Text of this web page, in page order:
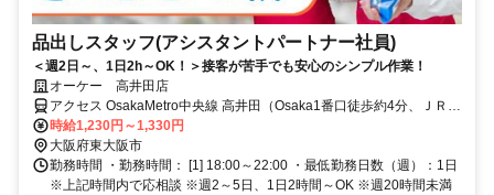
品出しスタッフ(アシスタントパートナー社員)
＜週2日～、1日2h～OK！＞接客が苦手でも安心のシンプル作業！
オーケー 高井田店
アクセス OsakaMetro中央線 高井田（Osaka1番口徒歩約4分、ＪＲお
おさか東線 高井田中央徒歩約5分、OsakaMetro中央線 深江橋エレベ
ータ出入口徒歩約13分 OsakaMetro中央線「高井田駅」より徒歩4分
JRおおさか東線「高井田中央駅」より徒歩3分
時給1,230円～1,330円
大阪府東大阪市
勤務時間 ・勤務時間： [1] 18:00～22:00 ・最低勤務日数（週）：1日
※上記時間内で応相談 ※週2～5日、1日2時間～OK ※週20時間未満